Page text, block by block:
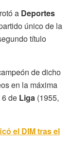
a Deportes
único de la
título
de dicho
en la máxima
de Liga (1955,
el DIM tras el